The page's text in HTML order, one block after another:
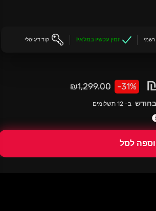
זמין עכשיו במלאי! קוד דיגיטלי
31%-
מחיר
₪1,299.00
ב- 12 תשלומים
לסל